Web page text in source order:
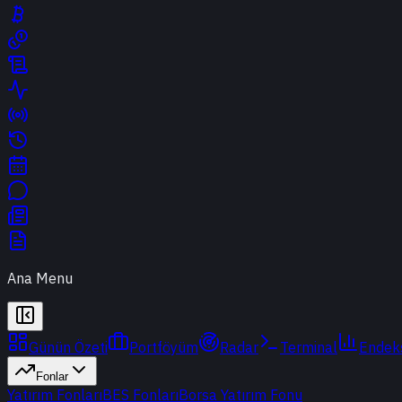
Ana Menu
Günün Özeti Portföyüm Radar Terminal
Fonlar
Yatırım FonlarıBES FonlarıBorsa Yatırım Fonu